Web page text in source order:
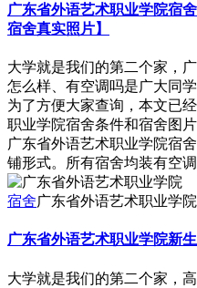
广东省外语艺术职业学院宿
宿舍真实照片】
大学就是我们的第二个家，
怎么样、有空调吗是广大同
为了方便大家查询，本文已
职业学院宿舍条件和宿舍图
广东省外语艺术职业学院宿
铺形式。所有宿舍均装有空
宿舍广东省外语艺术职业学院
广东省外语艺术职业学院新
大学就是我们的第二个家，